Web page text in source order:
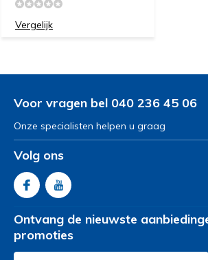
Vergelijk
Voor vragen bel 040 236 45 06
Onze specialisten helpen u graag
Volg ons
Ontvang de nieuwste
promoties